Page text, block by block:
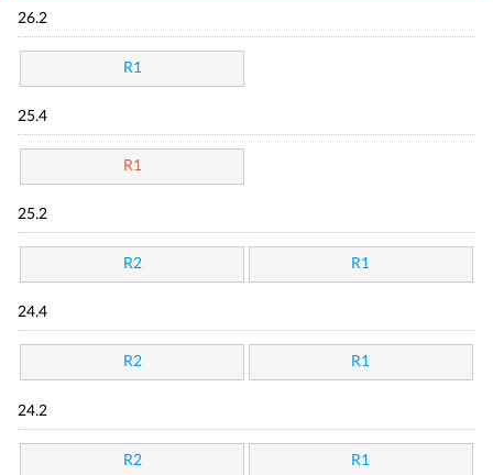
26.2
R1
25.4
R1
25.2
R2 R1
24.4
R2 R1
24.2
R2 R1